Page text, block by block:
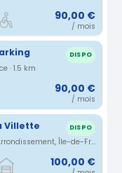
90,00 €
/ mois
DISPO
· 1.5 km
90,00 €
/ mois
Villette DISPO
6 Terrasse du Parc, Paris 19e Arrondissement, Île-de-France, France · 1.52 km
100,00 €